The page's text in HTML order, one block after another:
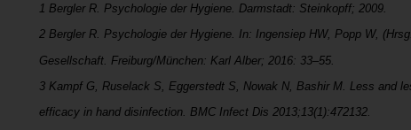
1 Bergler R. Psychologie der Hygiene. Darmstadt: Steinkopff; 2009.
2 Bergler R. Psychologie der Hygiene. In: Ingensiep HW, Popp W,
Gesellschaft. Freiburg/München: Karl Alber; 2016: 33–55.
3 Kampf G, Ruselack S, Eggerstedt S, Nowak N, Bashir M. Less and
efficacy in hand disinfection. BMC Infect Dis 2013;13(1):472132.